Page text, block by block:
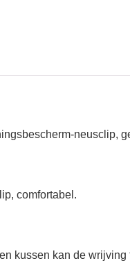
neusclip,
comfortabel.
kussen kan de